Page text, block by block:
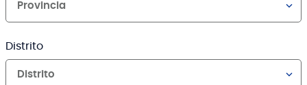
Provincia
Distrito
Distrito